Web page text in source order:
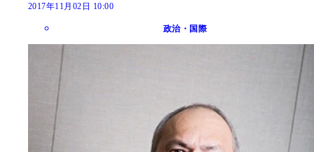
2017年11月02日 10:00
政治・国際